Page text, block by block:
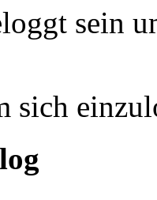
sein
sich